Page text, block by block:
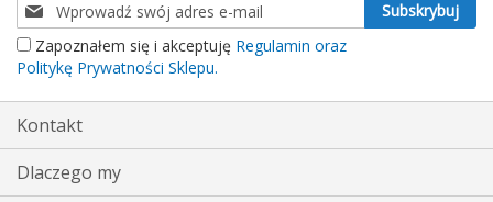
nasz
newsletter:
Subskrybuj
Zapoznałem się i akceptuję Regulamin oraz
Politykę Prywatności Sklepu.
Kontakt
Dlaczego my